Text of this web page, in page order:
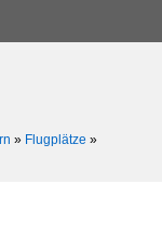
» Flugplätze »